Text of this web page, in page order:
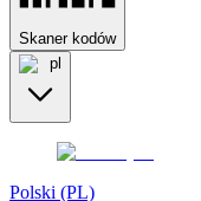
Skaner kodów
pl
Polski (PL)